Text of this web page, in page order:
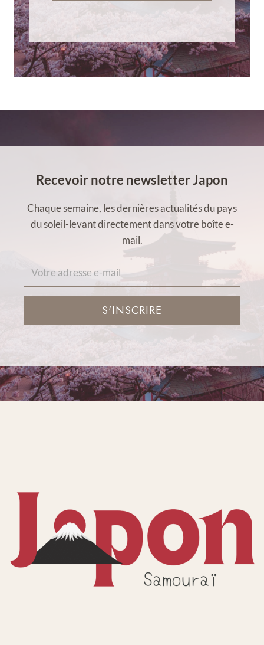
Recevoir notre newsletter Japon
Chaque semaine, les dernières actualités du pays
du soleil-levant directement dans votre boîte e-
mail.
S'INSCRIRE